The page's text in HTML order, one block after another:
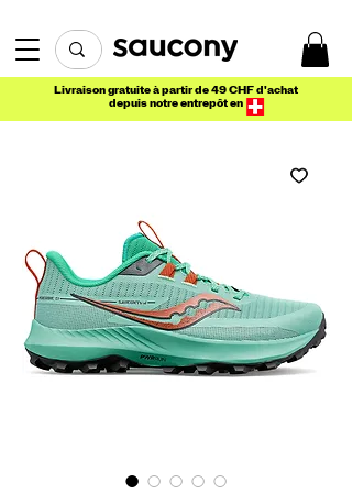
Livraison gratuite à partir de 49 CHF d'achat
depuis notre entrepôt en